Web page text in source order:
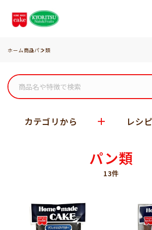
ホーム商品パン類
カテゴリから レシ
パン類
13件